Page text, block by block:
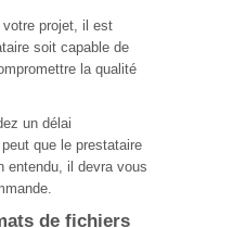
votre projet, il est
soit capable de
la qualité
un délai
que le prestataire
entendu, il devra vous
de fichiers